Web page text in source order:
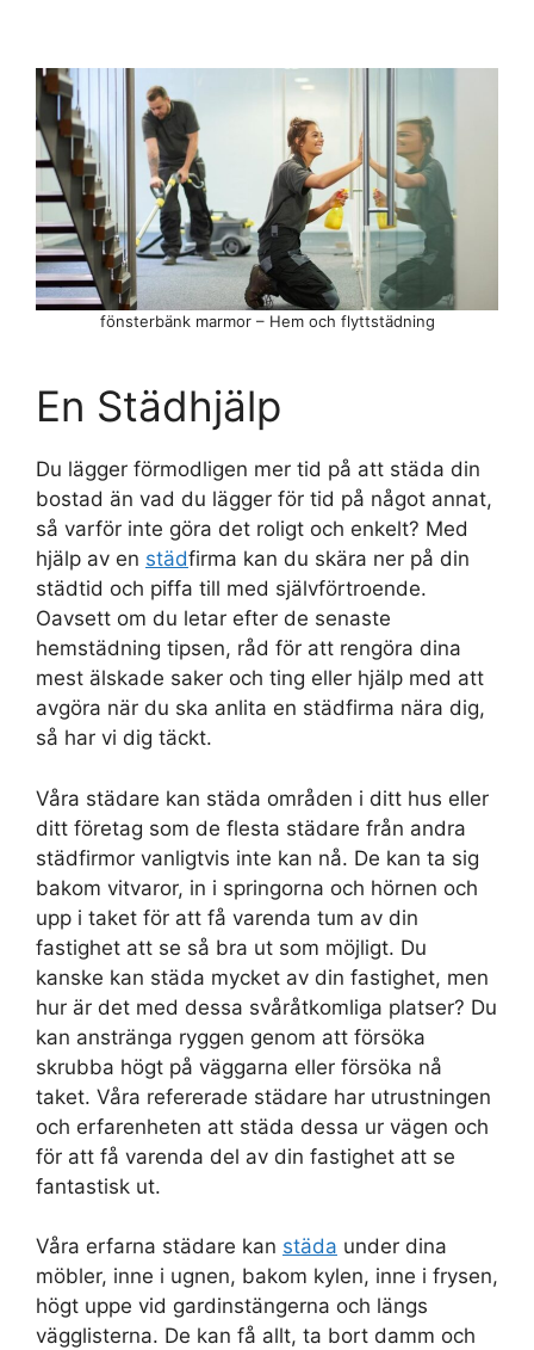
En Städhjälp
Du lägger förmodligen mer tid på att städa din
bostad än vad du lägger för tid på något annat,
så varför inte göra det roligt och enkelt? Med
hjälp av en städfirma kan du skära ner på din
städtid och piffa till med självförtroende.
Oavsett om du letar efter de senaste
hemstädning tipsen, råd för att rengöra dina
mest älskade saker och ting eller hjälp med att
avgöra när du ska anlita en städfirma nära dig,
så har vi dig täckt.
Våra städare kan städa områden i ditt hus eller
ditt företag som de flesta städare från andra
städfirmor vanligtvis inte kan nå. De kan ta sig
bakom vitvaror, in i springorna och hörnen och
upp i taket för att få varenda tum av din
fastighet att se så bra ut som möjligt. Du
kanske kan städa mycket av din fastighet, men
hur är det med dessa svåråtkomliga platser? Du
kan anstränga ryggen genom att försöka
skrubba högt på väggarna eller försöka nå
taket. Våra refererade städare har utrustningen
och erfarenheten att städa dessa ur vägen och
för att få varenda del av din fastighet att se
fantastisk ut.
Våra erfarna städare kan städa under dina
möbler, inne i ugnen, bakom kylen, inne i frysen,
högt uppe vid gardinstängerna och längs
vägglisterna. De kan få allt, ta bort damm och
fönsterbänk marmor – Hem och flyttstädning